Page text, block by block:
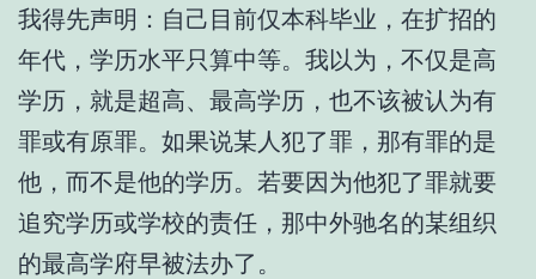
我得先声明：自己目前仅本科毕业，在扩招的
年代，学历水平只算中等。我以为，不仅是高
学历，就是超高、最高学历，也不该被认为有
罪或有原罪。如果说某人犯了罪，那有罪的是
他，而不是他的学历。若要因为他犯了罪就要
追究学历或学校的责任，那中外驰名的某组织
的最高学府早被法办了。